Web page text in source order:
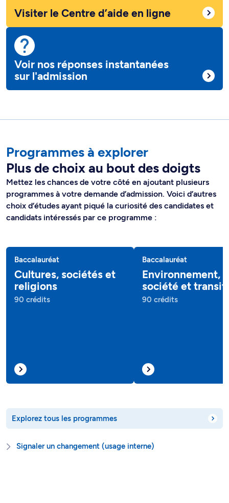
Visiter le Centre d’aide en ligne
Voir nos réponses instantanées
sur l'admission
Programmes à explorer
Plus de choix au bout des doigts
Mettez les chances de votre côté en ajoutant plusieurs
programmes à votre demande d’admission. Voici d’autres
choix d’études ayant piqué la curiosité des candidates et
candidats intéressés par ce programme :
Baccalauréat
Cultures, sociétés et
religions
90 crédits
Baccalauréat
Environnement,
société et
90 crédits
Explorez tous les programmes
Signaler un changement (usage interne)